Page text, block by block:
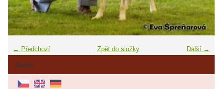
← Předchozí Další →
Zpět do složky
Jazyky